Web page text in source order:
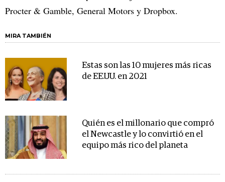
Procter & Gamble, General Motors y Dropbox.
MIRA TAMBIÉN
Estas son las 10 mujeres más ricas
de EE.UU. en 2021
Quién es el millonario que compró
el Newcastle y lo convirtió en el
equipo más rico del planeta